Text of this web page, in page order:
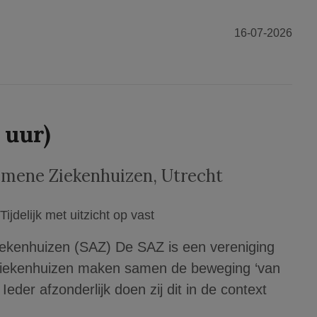
16-07-2026
uur)
Ziekenhuizen, Utrecht
Tijdelijk met uitzicht op vast
(SAZ) De SAZ is een vereniging
maken samen de beweging ‘van
afzonderlijk doen zij dit in de context